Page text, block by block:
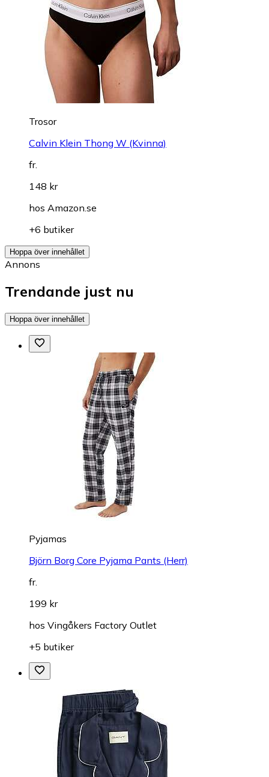
Trosor
Calvin Klein Thong W (Kvinna)
fr.
148 kr
hos Amazon.se
+6 butiker
Hoppa över innehållet
Annons
Trendande just nu
Hoppa över innehållet
Pyjamas
Björn Borg Core Pyjama Pants (Herr)
fr.
199 kr
hos Vingåkers Factory Outlet
+5 butiker